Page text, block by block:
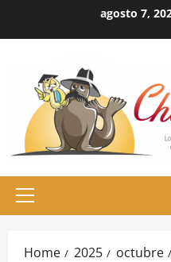
agosto 7,
Primary
Home 2025 octubre